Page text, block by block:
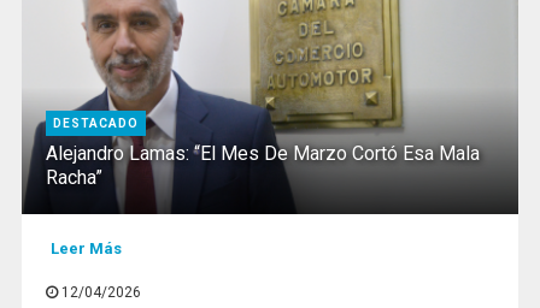
DESTACADO
Alejandro Lamas: “El Mes De Marzo Cortó Esa Mala
Racha”
Leer Más
12/04/2026